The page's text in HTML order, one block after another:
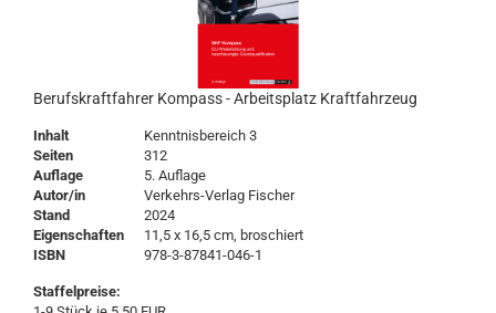
Berufskraftfahrer Kompass - Arbeitsplatz Kraftfahrzeug
Inhalt
Kenntnisbereich 3
Seiten
312
Auflage
5. Auflage
Autor/in
Verkehrs-Verlag Fischer
Stand
2024
Eigenschaften
11,5 x 16,5 cm, broschiert
ISBN
978-3-87841-046-1
Staffelpreise: